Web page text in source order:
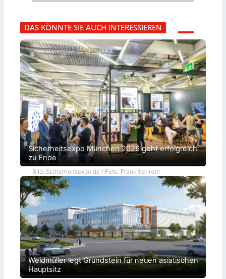
DAS KÖNNTE SIE AUCH INTERESSIEREN
Sicherheitsexpo München 2026 geht erfolgreich
zu Ende
Bild: Sicherheitsexpo.de / Foto: Frank Schroth
Weidmüller legt Grundstein für neuen asiatischen
Hauptsitz